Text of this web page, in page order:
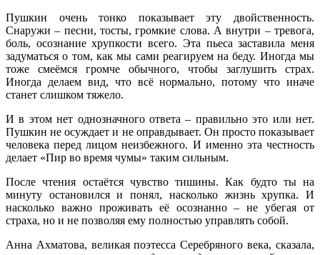
Пушкин очень тонко показывает эту двойственность.
Снаружи – песни, тосты, громкие слова. А внутри – тревога,
боль, осознание хрупкости всего. Эта пьеса заставила меня
задуматься о том, как мы сами реагируем на беду. Иногда мы
тоже смеёмся громче обычного, чтобы заглушить страх.
Иногда делаем вид, что всё нормально, потому что иначе
станет слишком тяжело.
И в этом нет однозначного ответа – правильно это или нет.
Пушкин не осуждает и не оправдывает. Он просто показывает
человека перед лицом неизбежного. И именно эта честность
делает «Пир во время чумы» таким сильным.
После чтения остаётся чувство тишины. Как будто ты на
минуту остановился и понял, насколько жизнь хрупка. И
насколько важно проживать её осознанно – не убегая от
страха, но и не позволяя ему полностью управлять собой.
Анна Ахматова, великая поэтесса Серебряного века, сказала,